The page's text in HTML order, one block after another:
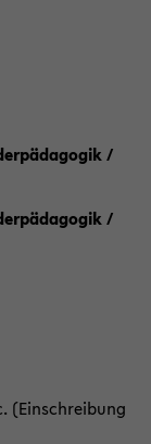
/
/
(Einschreibung